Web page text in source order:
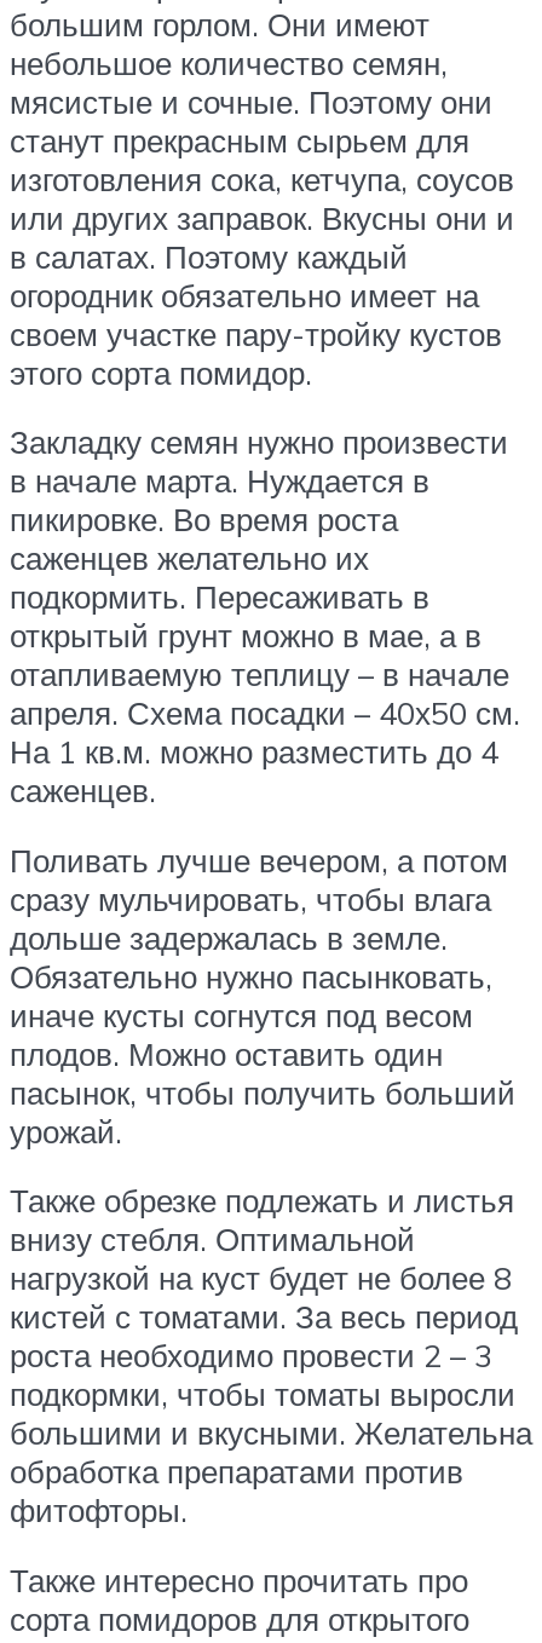
большим горлом. Они имеют
небольшое количество семян,
мясистые и сочные. Поэтому они
станут прекрасным сырьем для
изготовления сока, кетчупа, соусов
или других заправок. Вкусны они и
в салатах. Поэтому каждый
огородник обязательно имеет на
своем участке пару-тройку кустов
этого сорта помидор.
Закладку семян нужно произвести
в начале марта. Нуждается в
пикировке. Во время роста
саженцев желательно их
подкормить. Пересаживать в
открытый грунт можно в мае, а в
отапливаемую теплицу – в начале
апреля. Схема посадки – 40х50 см.
На 1 кв.м. можно разместить до 4
саженцев.
Поливать лучше вечером, а потом
сразу мульчировать, чтобы влага
дольше задержалась в земле.
Обязательно нужно пасынковать,
иначе кусты согнутся под весом
плодов. Можно оставить один
пасынок, чтобы получить больший
урожай.
Также обрезке подлежать и листья
внизу стебля. Оптимальной
нагрузкой на куст будет не более 8
кистей с томатами. За весь период
роста необходимо провести 2 – 3
подкормки, чтобы томаты выросли
большими и вкусными. Желательна
обработка препаратами против
фитофторы.
Также интересно прочитать про
сорта помидоров для открытого